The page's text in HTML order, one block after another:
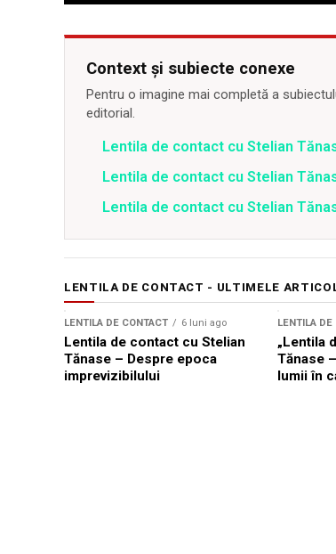
Context și subiecte conexe
Pentru o imagine mai completă a
editorial.
Lentila de contact cu Stelian
Lentila de contact cu Stelian
Lentila de contact cu Stelian
LENTILA DE CONTACT - ULTIMELE
LENTILA DE CONTACT 6 luni ago
Lentila de contact cu Stelian
Tănase – Despre epoca
imprevizibilului
LENTILA DE
„Lentila
Tănase
lumii în